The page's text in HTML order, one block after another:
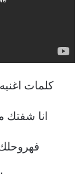
كلمات
انا شفتك